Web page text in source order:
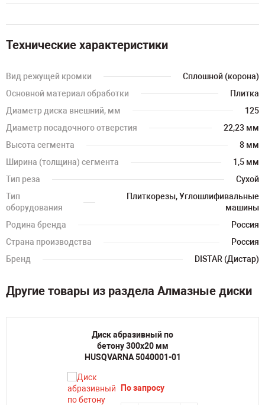
Технические характеристики
Вид режущей кромки
Сплошной (корона)
Основной материал обработки
Плитка
Диаметр диска внешний, мм
125
Диаметр посадочного отверстия
22,23 мм
Высота сегмента
8 мм
Ширина (толщина) сегмента
1,5 мм
Тип реза
Сухой
Тип
оборудования
Плиткорезы, Углошлифивальные
машины
Родина бренда
Россия
Страна производства
Россия
Бренд
DISTAR (Дистар)
Другие товары из раздела Алмазные диски
Диск абразивный по
бетону 300х20 мм
HUSQVARNA 5040001-01
По запросу